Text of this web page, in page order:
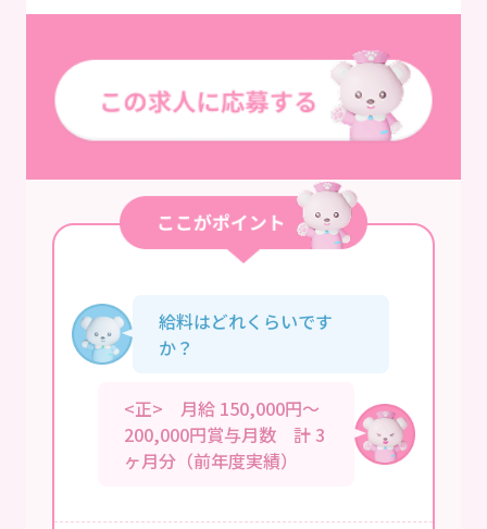
給料はどれくらいです
か？
<正> 月給 150,000円～
200,000円賞与月数 計 3
ヶ月分（前年度実績）